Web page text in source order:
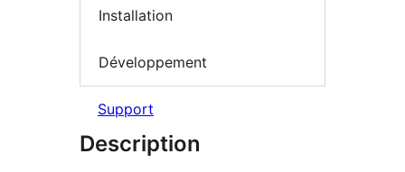
Installation
Développement
Support
Description